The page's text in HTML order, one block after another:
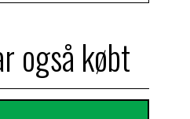
også købt